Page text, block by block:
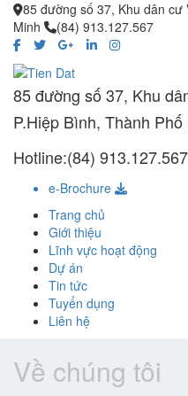
85 đường số 37, Khu dân cư
Minh
(84) 913.127.567
85 đường số 37, Khu
P.Hiệp Bình, Thành
Hotline:(84) 913.127.567
e-Brochure
Trang chủ
Giới thiệu
Lĩnh vực hoạt động
Dự án
Tin tức
Tuyển dụng
Liên hệ
Về chúng tôi